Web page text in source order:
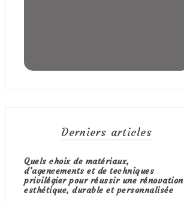
Derniers articles
Quels choix de matériaux,
d’agencements et de techniques
privilégier pour réussir une rénovation
esthétique, durable et personnalisée